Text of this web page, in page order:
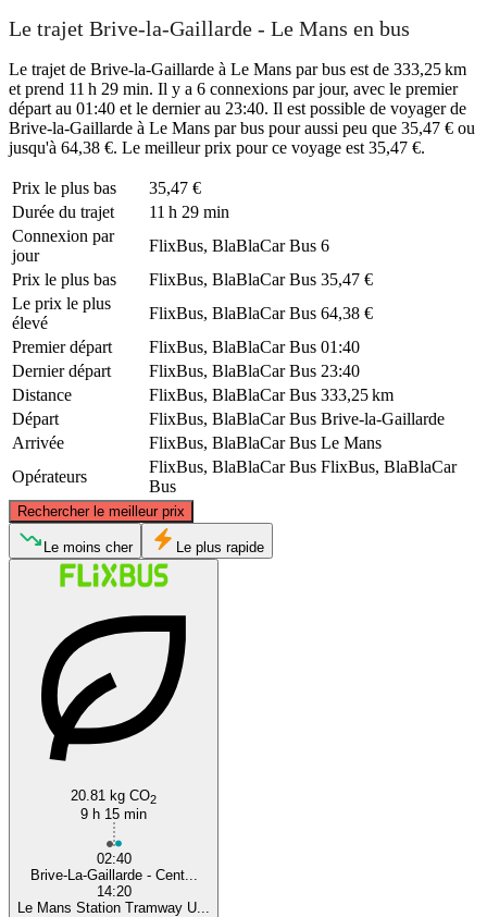
Le trajet Brive-la-Gaillarde - Le Mans en bus
Le trajet de Brive-la-Gaillarde à Le Mans par bus est de 333,25 km
et prend 11 h 29 min. Il y a 6 connexions par jour, avec le premier
départ au 01:40 et le dernier au 23:40. Il est possible de voyager de
Brive-la-Gaillarde à Le Mans par bus pour aussi peu que 35,47 € ou
jusqu'à 64,38 €. Le meilleur prix pour ce voyage est 35,47 €.
Prix ​​le plus bas
35,47 €
Durée du trajet
11 h 29 min
Connexion par
jour
FlixBus, BlaBlaCar Bus 6
Prix ​​le plus bas
FlixBus, BlaBlaCar Bus 35,47 €
Le prix le plus
élevé
FlixBus, BlaBlaCar Bus 64,38 €
Premier départ
FlixBus, BlaBlaCar Bus 01:40
Dernier départ
FlixBus, BlaBlaCar Bus 23:40
Distance
FlixBus, BlaBlaCar Bus 333,25 km
Départ
FlixBus, BlaBlaCar Bus Brive-la-Gaillarde
Arrivée
FlixBus, BlaBlaCar Bus Le Mans
Opérateurs
FlixBus, BlaBlaCar Bus FlixBus, BlaBlaCar
Bus
Rechercher le meilleur prix
Le Mans
Le moins cher Le plus rapide
20.81 kg CO2
9 h 15 min
02:40
Brive-La-Gaillarde - Cent...
14:20
Le Mans Station Tramway U...